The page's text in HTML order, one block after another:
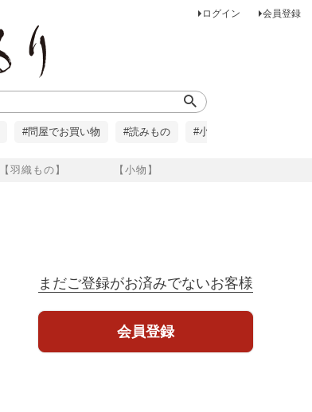
ログイン 会員登録
【羽織もの】 【小物】
#問屋でお買い物 #読みもの #小柄な方に
まだご登録がお済みでないお客様
会員登録